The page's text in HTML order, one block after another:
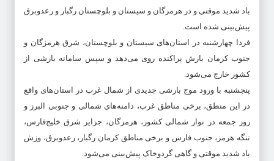
باد شدید موقتی و در هرمزگان و سیستان و بلوچستان رگبار و رعدوبرق
پیش‌بینی شده است.
فردا چهارشنبه در استان‌های سیستان و بلوچستان، شرق هرمزگان و
جنوب کرمان بارش پراکنده روی می‌دهد و سپس سامانه بارشی از
کشور خارج می‌شود.
پنجشنبه با ورود موج بارشی جدیدی از شمال غرب در استان‌های واقع
در این منطق، برخی مناطق غرب، دامنه‌های شمالی و جنوبی البرز و
روز جمعه در نوار شمالی کشور، هرمزگان، جزایر شرق خلیج‌فارس،‌
تنگه هرمز، جنوب فارس و برخی مناطق کرمان رگبار، رعدوبرق، وزش
باد شدید موقتی و گاهی گردوخاک پیش‌بینی می‌شود.